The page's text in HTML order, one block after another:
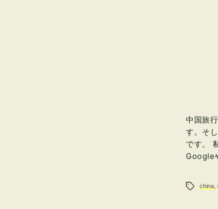
中国旅
す。そ
です。
Google
タグ china,